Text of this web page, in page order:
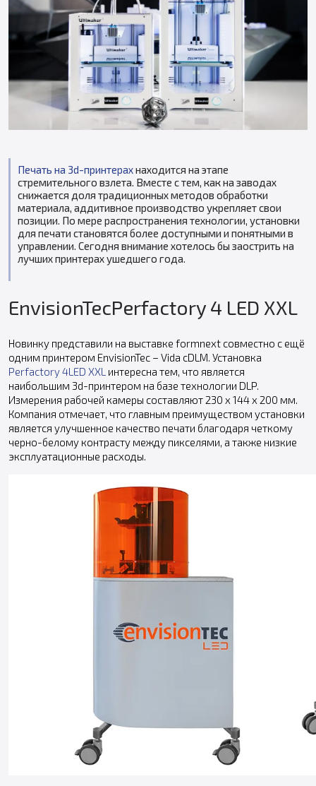
Печать на 3d-принтерахнаходится на этапе
стремительного взлета. Вместе с тем, как на заводах
снижается доля традиционных методов обработки
материала, аддитивное производство укрепляет свои
позиции. По мере распространения технологии, установки
для печати становятся более доступными и понятными в
управлении. Сегодня внимание хотелось бы заострить на
лучших принтерах ушедшего года.
EnvisionTecPerfactory 4 LED XXL
Новинку представили на выставке formnext совместно с ещё
одним принтером EnvisionTec – Vida cDLM. Установка
Perfactory 4LED XXL интересна тем, что является
наибольшим 3d-принтером на базе технологии DLP.
Измерения рабочей камеры составляют 230 x 144 x 200 мм.
Компания отмечает, что главным преимуществом установки
является улучшенное качество печати благодаря четкому
черно-белому контрасту между пикселями, а также низкие
эксплуатационные расходы.